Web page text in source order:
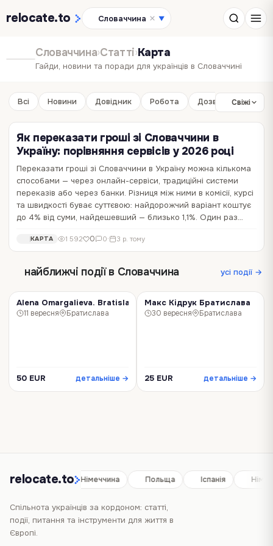
relocate.to Словаччина ▼
Словаччина›Статті›Карта
Гайди, новини та поради для українців в Словаччині
Всі Новини Довідник Робота ДозвілляСвіжі
Як переказати гроші зі Словаччини в
Україну: порівняння сервісів у 2026 році
Переказати гроші зі Словаччини в Україну можна кількома
способами — через онлайн-сервіси, традиційні системи
переказів або через банки. Різниця між ними в комісії, курсі
та швидкості буває суттєвою: найдорожчий варіант коштує
до 4% від суми, найдешевший — близько 1,1%. Один раз…
КАРТА 1 592 0 0· 3 р. тому
найближчі події в Словаччина усі події →
КОНЦЕРТ
Alena Omargalieva. Bratislava
11 вересня Братислава
50 EUR детальніше →
КОНЦЕРТ
Макс Кідрук Братислава
30 вересня Братислава
25 EUR детальніше →
relocate.to
Іспанія Німеччина Польща Іспанія
Спільнота українців за кордоном: статті,
події, питання та інструменти для життя в
Європі.